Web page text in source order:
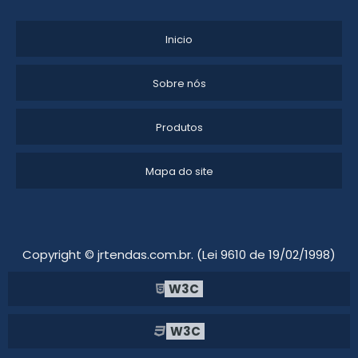
LOCAÇÃO DE TENDAS PARA FESTAS SP
GALPÃO LONADO LOCAÇÃO
ALUGAR TENDAS PARA CASAMENTO
ALUGUEL DE TENDAS TRANSPARENTES
Inicio
Sobre nós
Produtos
Mapa do site
Copyright © jrtendas.com.br. (Lei 9610 de 19/02/1998)
W3C
W3C